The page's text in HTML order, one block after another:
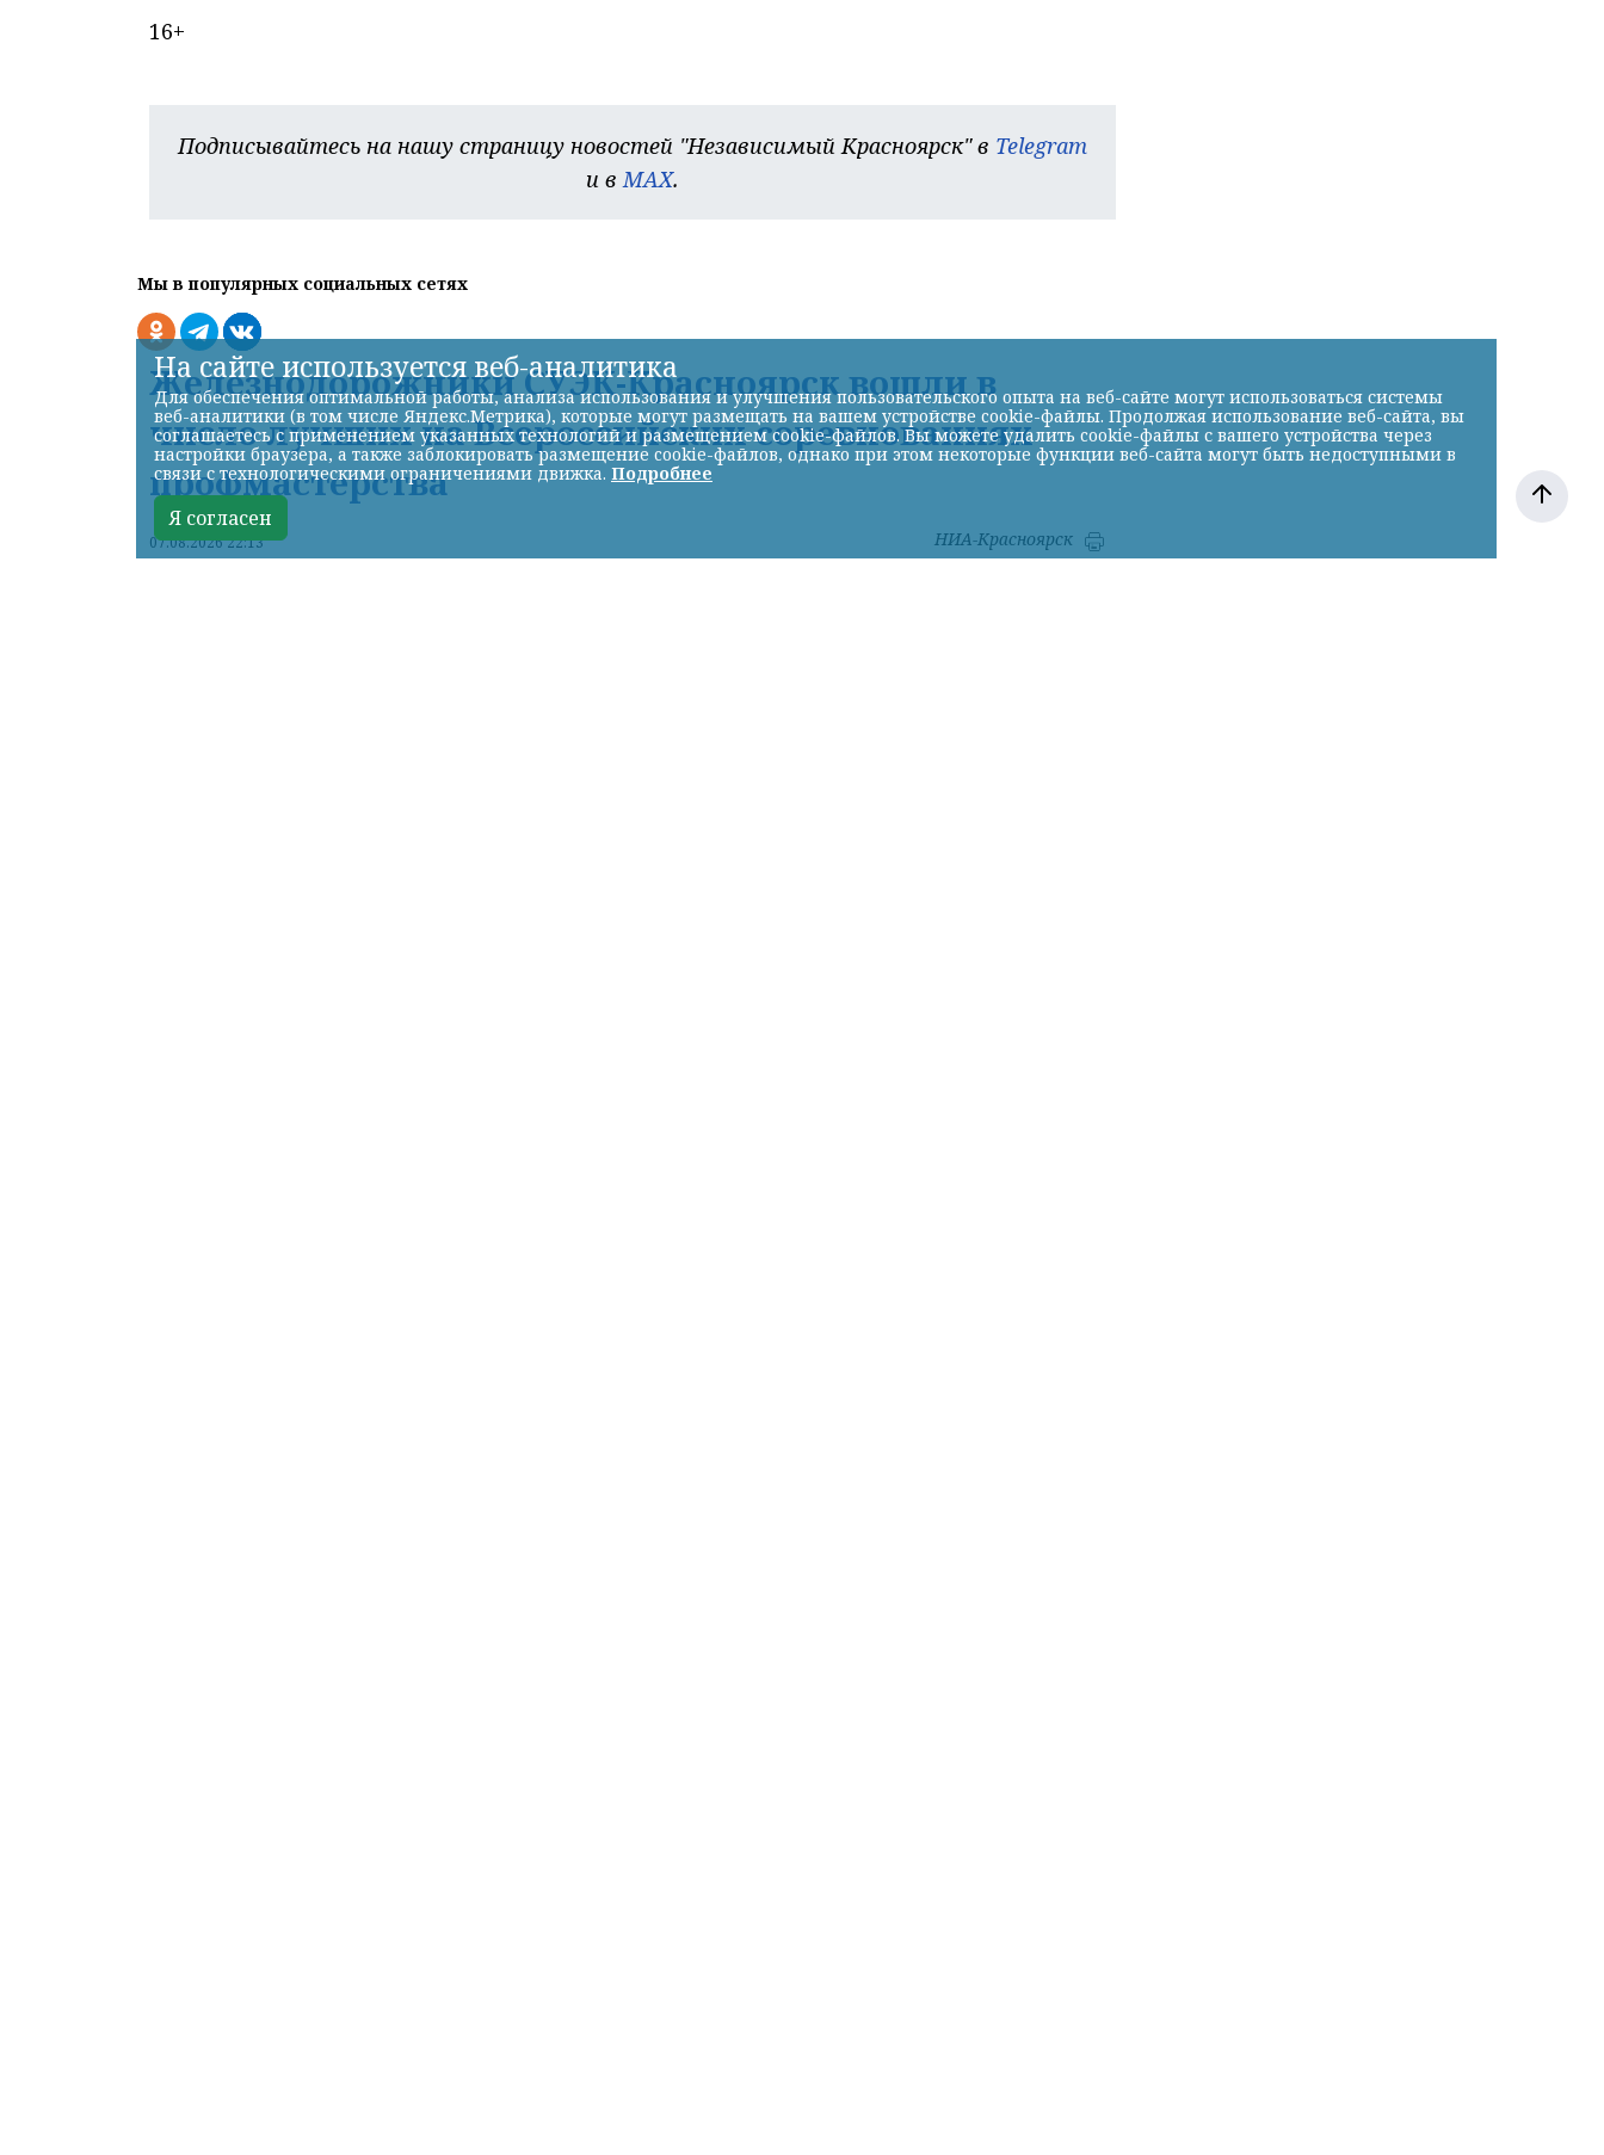
16+
Подписывайтесь на нашу страницу новостей "Независимый Красноярск" в Telegram
и вMAX.
Мы в популярных социальных сетях
Железнодорожники СУЭК-Красноярск вошли в
число лучших на Всероссийских соревнованиях
профмастерства
07.08.2026 22:13 НИА-Красноярск
На сайте используется веб-аналитика
Для обеспечения оптимальной работы, анализа использования и улучшения пользовательского опыта на веб-сайте могут использоваться системы
веб-аналитики (в том числе Яндекс.Метрика), которые могут размещать на вашем устройстве cookie-файлы. Продолжая использование веб-сайта, вы
соглашаетесь с применением указанных технологий и размещением cookie-файлов. Вы можете удалить cookie-файлы с вашего устройства через
настройки браузера, а также заблокировать размещение cookie-файлов, однако при этом некоторые функции веб-сайта могут быть недоступными в
связи с технологическими ограничениями движка. Подробнее
Я согласен